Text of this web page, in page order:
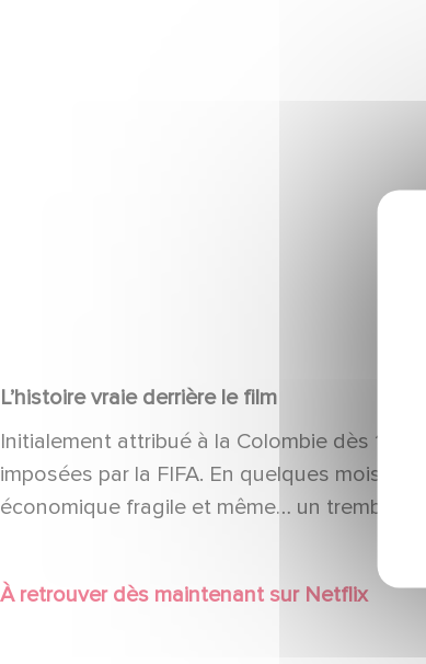
L’histoire vraie derrière le film
Initialement attribué à la Colombie dès
imposées par la FIFA. En quelques mois
économique fragile et même… un
À retrouver dès maintenant sur Netflix